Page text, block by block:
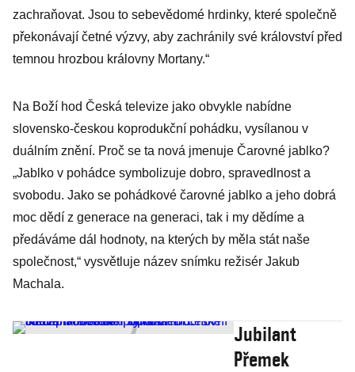
zachraňovat. Jsou to sebevědomé hrdinky, které společně
překonávají četné výzvy, aby zachránily své království před
temnou hrozbou královny Mortany.“
Na Boží hod Česká televize jako obvykle nabídne
slovensko-českou koprodukční pohádku, vysílanou v
duálním znění. Proč se ta nová jmenuje Čarovné jablko?
„Jablko v pohádce symbolizuje dobro, spravedlnost a
svobodu. Jako se pohádkové čarovné jablko a jeho dobrá
moc dědí z generace na generaci, tak i my dědíme a
předáváme dál hodnoty, na kterých by měla stát naše
společnost,“ vysvětluje název snímku režisér Jakub
Machala.
Jubilant
Přemek